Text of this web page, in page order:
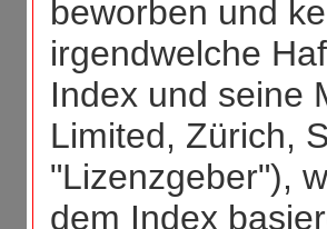
beworben und
irgendwelche
Index und seine
Limited, Zürich,
"Lizenzgeber"),
dem Index